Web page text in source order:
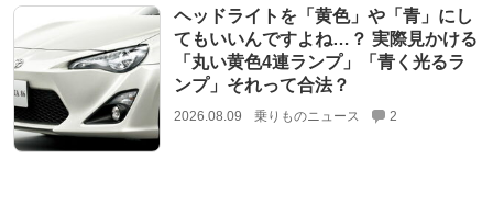
ヘッドライトを「黄色」や「青」にし
てもいいんですよね…？ 実際見かける
「丸い黄色4連ランプ」「青く光るラ
ンプ」それって合法？
2026.08.09 乗りものニュース 2